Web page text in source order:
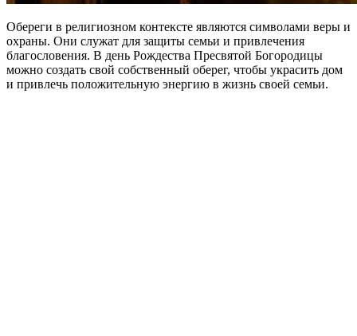
Обереги в религиозном контексте являются символами веры и
охраны. Они служат для защиты семьи и привлечения
благословения. В день Рождества Пресвятой Богородицы
можно создать свой собственный оберег, чтобы украсить дом
и привлечь положительную энергию в жизнь своей семьи.